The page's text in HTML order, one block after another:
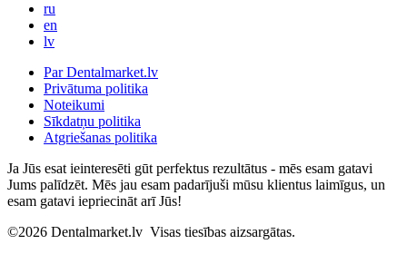
ru
en
lv
Par Dentalmarket.lv
Privātuma politika
Noteikumi
Sīkdatņu politika
Atgriešanas politika
Ja Jūs esat ieinteresēti gūt perfektus rezultātus - mēs esam gatavi
Jums palīdzēt. Mēs jau esam padarījuši mūsu klientus laimīgus, un
esam gatavi iepriecināt arī Jūs!
©2026 Dentalmarket.lv Visas tiesības aizsargātas.